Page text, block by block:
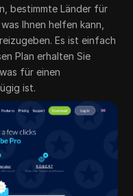
bestimmte Länder für
Ihnen helfen kann,
Es ist einfach
Plan erhalten Sie
für einen
ist.